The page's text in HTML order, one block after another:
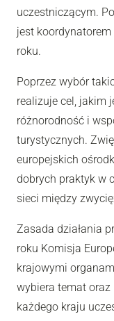
uczestniczącym.
jest
roku.
Poprzez wybór
realizuje cel, jakim
różnorodność i
turystycznych.
europejskich
dobrych praktyk w
sieci między
Zasada działania
roku Komisja
krajowymi
wybiera temat
każdego kraju